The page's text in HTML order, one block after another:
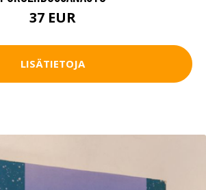
37 EUR
LISÄTIETOJA